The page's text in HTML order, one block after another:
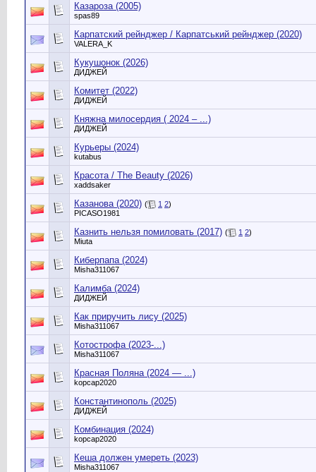
Казароза (2005)
spas89
Карпатский рейнджер / Карпатський рейнджер (2020)
VALERA_K
Кукушонок (2026)
ДИДЖЕЙ
Комитет (2022)
ДИДЖЕЙ
Княжна милосердия ( 2024 – ...)
ДИДЖЕЙ
Курьеры (2024)
kutabus
Красота / The Beauty (2026)
xaddsaker
Казанова (2020) ( 1 2)
PICASO1981
Казнить нельзя помиловать (2017) ( 1 2)
Miuta
Киберпапа (2024)
Misha311067
Калимба (2024)
ДИДЖЕЙ
Как приручить лису (2025)
Misha311067
Котострофа (2023-...)
Misha311067
Красная Поляна (2024 — ...)
kopcap2020
Константинополь (2025)
ДИДЖЕЙ
Комбинация (2024)
kopcap2020
Кеша должен умереть (2023)
Misha311067